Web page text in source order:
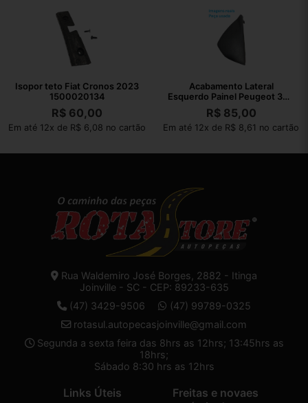
Isopor teto Fiat Cronos 2023
1500020134
R$ 60,00
Em até 12x de R$ 6,08 no cartão
Acabamento Lateral
Esquerdo Painel Peugeot 308
2012
R$85,00
Em até 12x de R$ 8,61 no cartão
Rua Waldemiro José Borges, 2882 - Itinga
Joinville - SC - CEP: 89233-635
(47) 3429-9506
(47) 99789-0325
rotasul.autopecasjoinville@gmail.com
Segunda a sexta feira das 8hrs as 12hrs; 13:45hrs as
18hrs;
Sábado 8:30 hrs as 12hrs
Links Úteis
Freitas e novaes